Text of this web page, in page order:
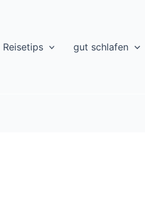
Reisetips gut schlafen